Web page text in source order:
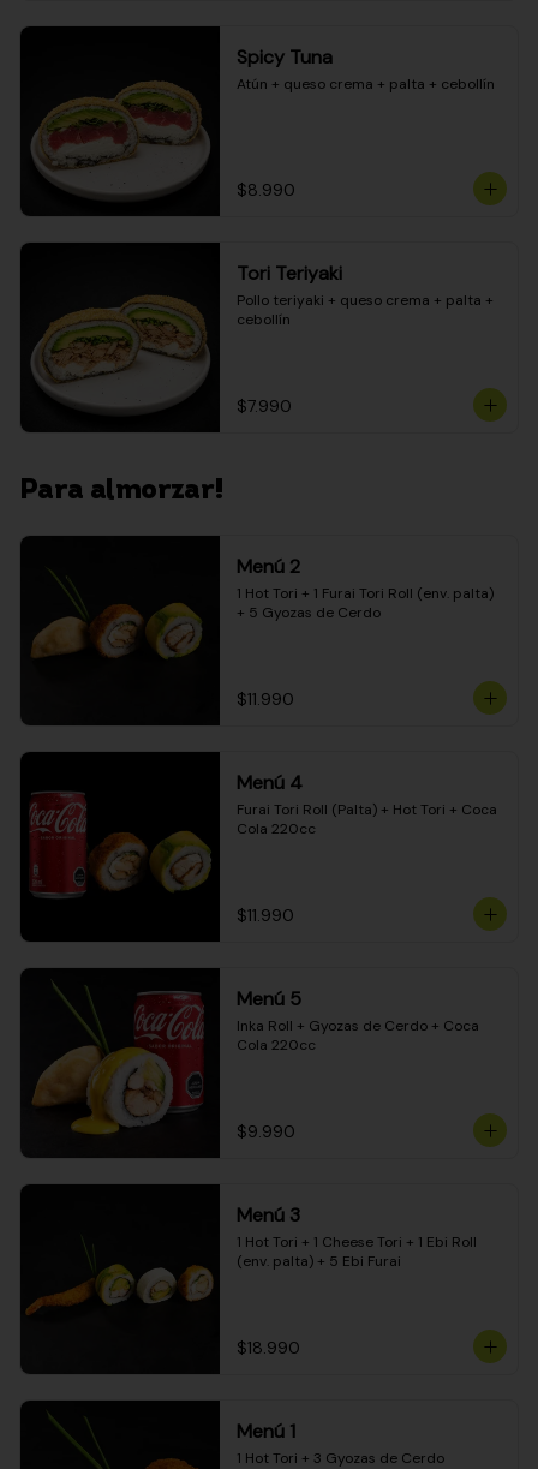
Spicy Tuna
Atún + queso crema + palta + cebollín
$8.990
Tori Teriyaki
Pollo teriyaki + queso crema + palta +
cebollín
$7.990
Para almorzar!
Menú 2
1 Hot Tori + 1 Furai Tori Roll (env. palta)
+ 5 Gyozas de Cerdo
$11.990
Menú 4
Furai Tori Roll (Palta) + Hot Tori + Coca
Cola 220cc
$11.990
Menú 5
Inka Roll + Gyozas de Cerdo + Coca
Cola 220cc
$9.990
Menú 3
1 Hot Tori + 1 Cheese Tori + 1 Ebi Roll
(env. palta) + 5 Ebi Furai
$18.990
Menú 1
1 Hot Tori + 3 Gyozas de Cerdo